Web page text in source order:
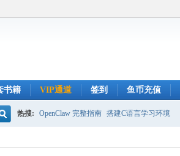
书籍 VIP通道 签到 鱼币充值
热搜: OpenClaw 完整指南 搭建C语言学习环境